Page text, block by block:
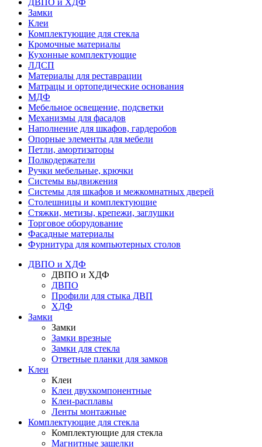
ДВПО и ХДФ
Замки
Клеи
Комплектующие для стекла
Кромочные материалы
Кухонные комплектующие
ЛДСП
Материалы для реставрации
Матрацы и ортопедические основания
МДФ
Мебельное освещение, подсветки
Механизмы для фасадов
Наполнение для шкафов, гардеробов
Опорные элементы для мебели
Петли, амортизаторы
Полкодержатели
Ручки мебельные, крючки
Системы выдвижения
Системы для шкафов и межкомнатных дверей
Столешницы и комплектующие
Стяжки, метизы, крепежи, заглушки
Торговое оборудование
Фасадные материалы
Фурнитура для компьютерных столов
ДВПО и ХДФ
ДВПО и ХДФ
ДВПО
Профили для стыка ДВП
ХДФ
Замки
Замки
Замки врезные
Замки для стекла
Ответные планки для замков
Клеи
Клеи
Клеи двухкомпонентные
Клеи-расплавы
Ленты монтажные
Комплектующие для стекла
Комплектующие для стекла
Магнитные защелки